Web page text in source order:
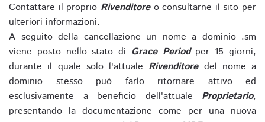
Contattare il proprio Rivenditoreo consultarne il sito per
ulteriori informazioni.
A seguito della cancellazione un nome a dominio .sm
viene posto nello stato di Grace Periodper 15 giorni,
durante il quale solo l'attuale Rivenditoredel nome a
dominio stesso può farlo ritornare attivo ed
esclusivamente a beneficio dell'attuale Proprietario,
presentando la documentazione come per una nuova